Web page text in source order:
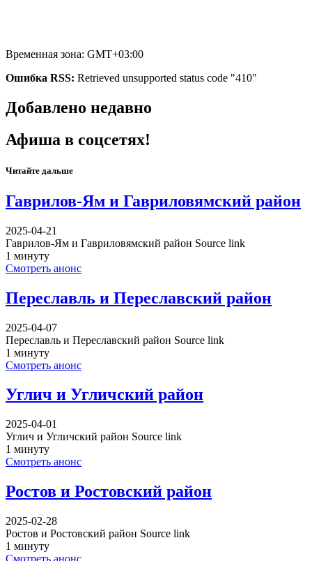
Временная зона: GMT+03:00
Ошибка RSS: Retrieved unsupported status code "410"
Добавлено недавно
Афиша в соцсетях!
Читайте дальше
Гаврилов-Ям и Гавриловямский район
2025-04-21
Гаврилов-Ям и Гавриловямский район Source link
1 минуту
Смотреть анонс
Переславль и Переславский район
2025-04-07
Переславль и Переславский район Source link
1 минуту
Смотреть анонс
Углич и Угличский район
2025-04-01
Углич и Угличский район Source link
1 минуту
Смотреть анонс
Ростов и Ростовский район
2025-02-28
Ростов и Ростовский район Source link
1 минуту